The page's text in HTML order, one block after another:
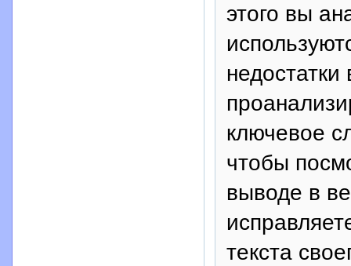
этого вы
ключевое
чтобы
выводе в
текста